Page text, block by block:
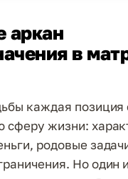
аркан
в
каждая позиция
сферу жизни:
родовые
Но один